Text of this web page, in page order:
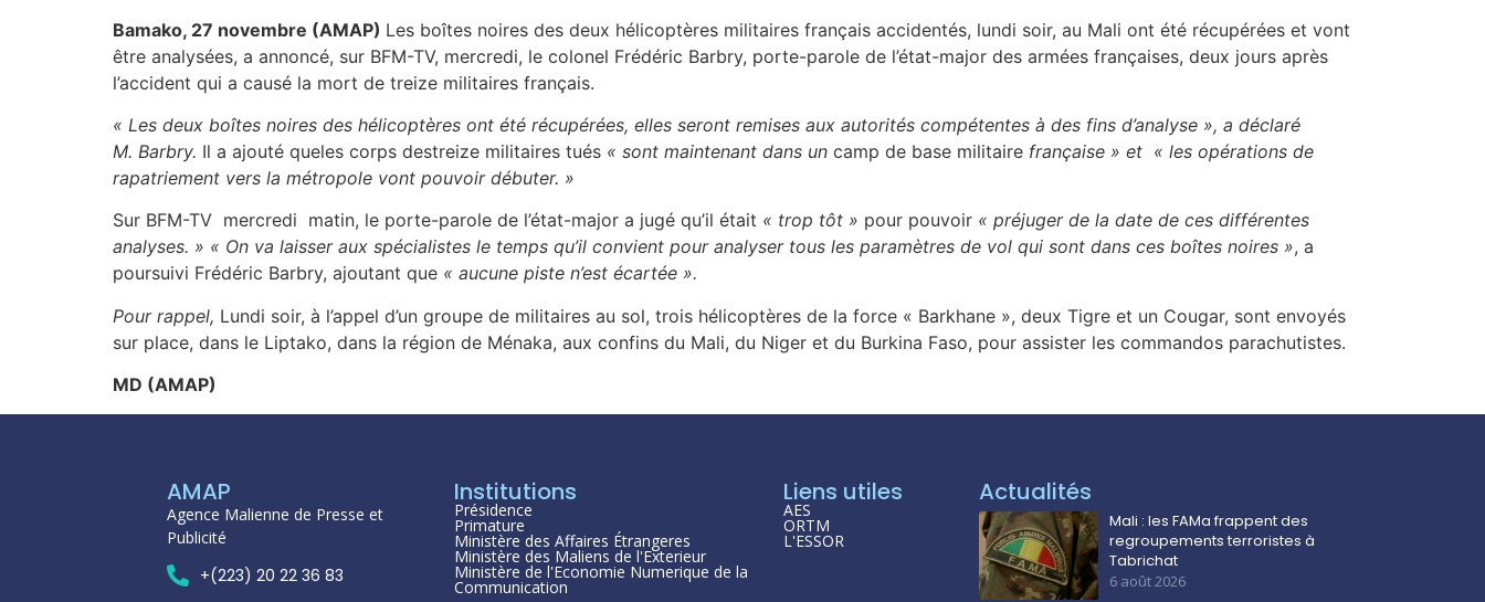
Bamako, 27 novembre (AMAP) Les boîtes noires des deux hélicoptères militaires français accidentés, lundi soir, au Mali ont été récupérées et vont
être analysées, a annoncé, sur BFM-TV, mercredi, le colonel Frédéric Barbry, porte-parole de l’état-major des armées françaises, deux jours après
l’accident qui a causé la mort de treize militaires français.
« Les deux boîtes noires des hélicoptères ont été récupérées, elles seront remises aux autorités compétentes à des fins d’analyse », a déclaré
M. Barbry. Il a ajouté queles corps destreize militaires tués « sont maintenant dans un camp de base militaire française » et « les opérations de
rapatriement vers la métropole vont pouvoir débuter. »
Sur BFM-TV mercredi matin, le porte-parole de l’état-major a jugé qu’il était « trop tôt » pour pouvoir « préjuger de la date de ces différentes
analyses. » « On va laisser aux spécialistes le temps qu’il convient pour analyser tous les paramètres de vol qui sont dans ces boîtes noires », a
poursuivi Frédéric Barbry, ajoutant que « aucune piste n’est écartée ».
Pour rappel, Lundi soir, à l’appel d’un groupe de militaires au sol, trois hélicoptères de la force « Barkhane », deux Tigre et un Cougar, sont envoyés
sur place, dans le Liptako, dans la région de Ménaka, aux confins du Mali, du Niger et du Burkina Faso, pour assister les commandos parachutistes.
MD (AMAP)
AMAP
Agence Malienne de Presse et
Publicité
+(223) 20 22 36 83
Institutions
Présidence
Primature
Ministère des Affaires Étrangeres
Ministère des Maliens de l'Exterieur
Ministère de l'Economie Numerique de la
Communication
Liens utiles
AES
ORTM
L'ESSOR
Actualités
Mali : les FAMa frappent des
regroupements terroristes à
Tabrichat
6 août 2026